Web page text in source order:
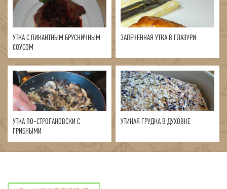
УТКА С ПИКАНТНЫМ БРУСНИЧНЫМ
СОУСОМ
ЗАПЕЧЕННАЯ УТКА В ГЛАЗУРИ
УТКА ПО-СТРОГАНОВСКИ С
ГРИБНЫМИ
УТИНАЯ ГРУДКА В ДУХОВКЕ